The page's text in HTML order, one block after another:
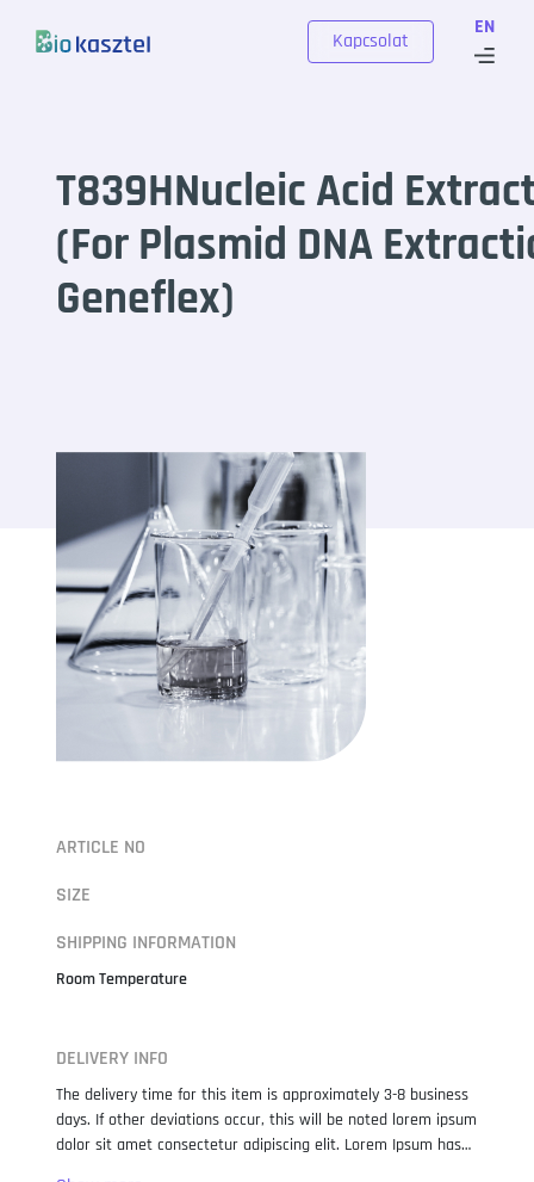
EN
Kapcsolat
T839HNucleic Acid
(For Plasmid DNA
Geneflex)
ARTICLE NO
SIZE
SHIPPING INFORMATION
Room Temperature
DELIVERY INFO
The delivery time for this item is approximately 3-8 business
days. If other deviations occur, this will be noted lorem ipsum
dolor sit amet consectetur adipiscing elit. Lorem Ipsum has